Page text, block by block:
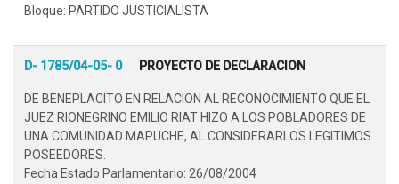
Bloque: PARTIDO JUSTICIALISTA
D- 1785/04-05- 0 PROYECTO DE DECLARACION
DE BENEPLACITO EN RELACION AL RECONOCIMIENTO QUE EL
JUEZ RIONEGRINO EMILIO RIAT HIZO A LOS POBLADORES DE
UNA COMUNIDAD MAPUCHE, AL CONSIDERARLOS LEGITIMOS
POSEEDORES.
Fecha Estado Parlamentario: 26/08/2004